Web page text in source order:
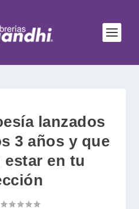
lanzados
3 años y que
estar en tu